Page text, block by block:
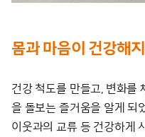
몸과 마음이 건강해
건강 척도를 만들고, 변화를
을 돌보는 즐거움을 알게 되
이웃과의 교류 등 건강하게